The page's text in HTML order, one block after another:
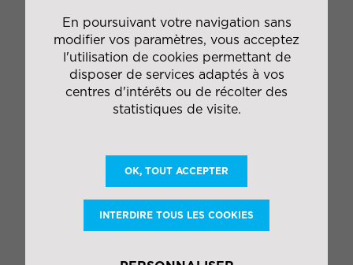
Ghislain Baudichaud (à droite) pour la remise de prix à Keru
Les 6 lauréats se sont alors vus récompensés de :
un chèque de 2000 € offert par les partenaires ;
un accompagnement individuel d’une valeur de 2
000 € offert par la Chambre de Commerce et
d’Industrie Nantes Saint-Nazaire ;
territoire et leurs outils de développement (ex :
En poursuivant votre navigation sans
modifier vos paramètres, vous acceptez
l'utilisation de cookies permettant de
disposer de services adaptés à vos
centres d'intérêts ou de récolter des
statistiques de visite.
OK, TOUT ACCEPTER
INTERDIRE TOUS LES COOKIES